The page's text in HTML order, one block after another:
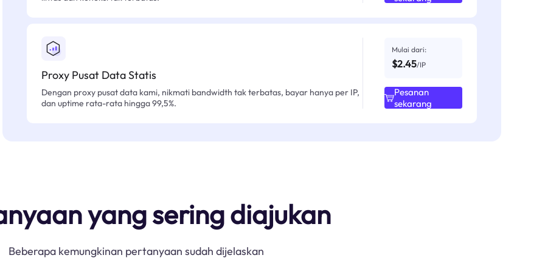
Proxy Pusat Data Statis
Dengan proxy pusat data kami, nikmati bandwidth tak terbatas, bayar hanya per IP,
dan uptime rata-rata hingga 99,5%.
Mulai dari:
$2.45/IP
Pesanan
sekarang
yang sering diajukan
Beberapa kemungkinan pertanyaan sudah dijelaskan